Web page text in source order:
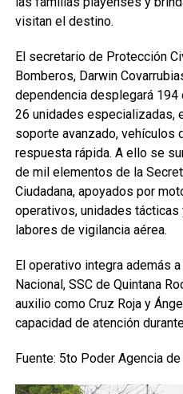
visitan el destino.
El secretario de Protección
Bomberos, Darwin
dependencia desplegará
26 unidades especializadas,
soporte avanzado, vehículos
respuesta rápida. A ello se
de mil elementos de la
Ciudadana, apoyados por
operativos, unidades tácticas
labores de vigilancia aérea.
El operativo integra además
Nacional, SSC de Quintana
auxilio como Cruz Roja y
capacidad de atención
Fuente: 5to Poder Agencia